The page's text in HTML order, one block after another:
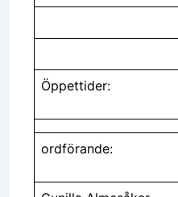
Öppettider:
ordförande: